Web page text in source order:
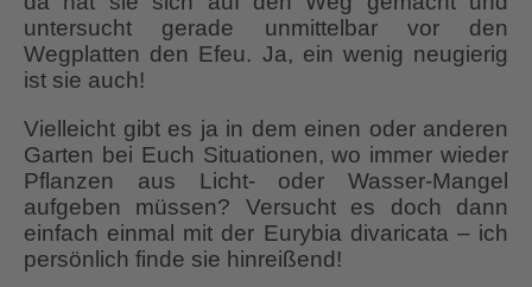
untersucht gerade unmittelbar vor den
Wegplatten den Efeu. Ja, ein wenig neugierig
ist sie auch!
Vielleicht gibt es ja in dem einen oder anderen
Garten bei Euch Situationen, wo immer wieder
Pflanzen aus Licht- oder Wasser-Mangel
aufgeben müssen? Versucht es doch dann
einfach einmal mit der Eurybia divaricata – ich
persönlich finde sie hinreißend!